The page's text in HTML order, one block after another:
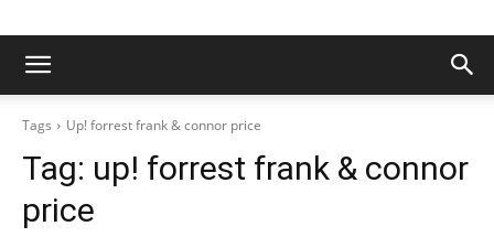
Tags Up! forrest frank & connor price
Tag: up! forrest frank & connor
price